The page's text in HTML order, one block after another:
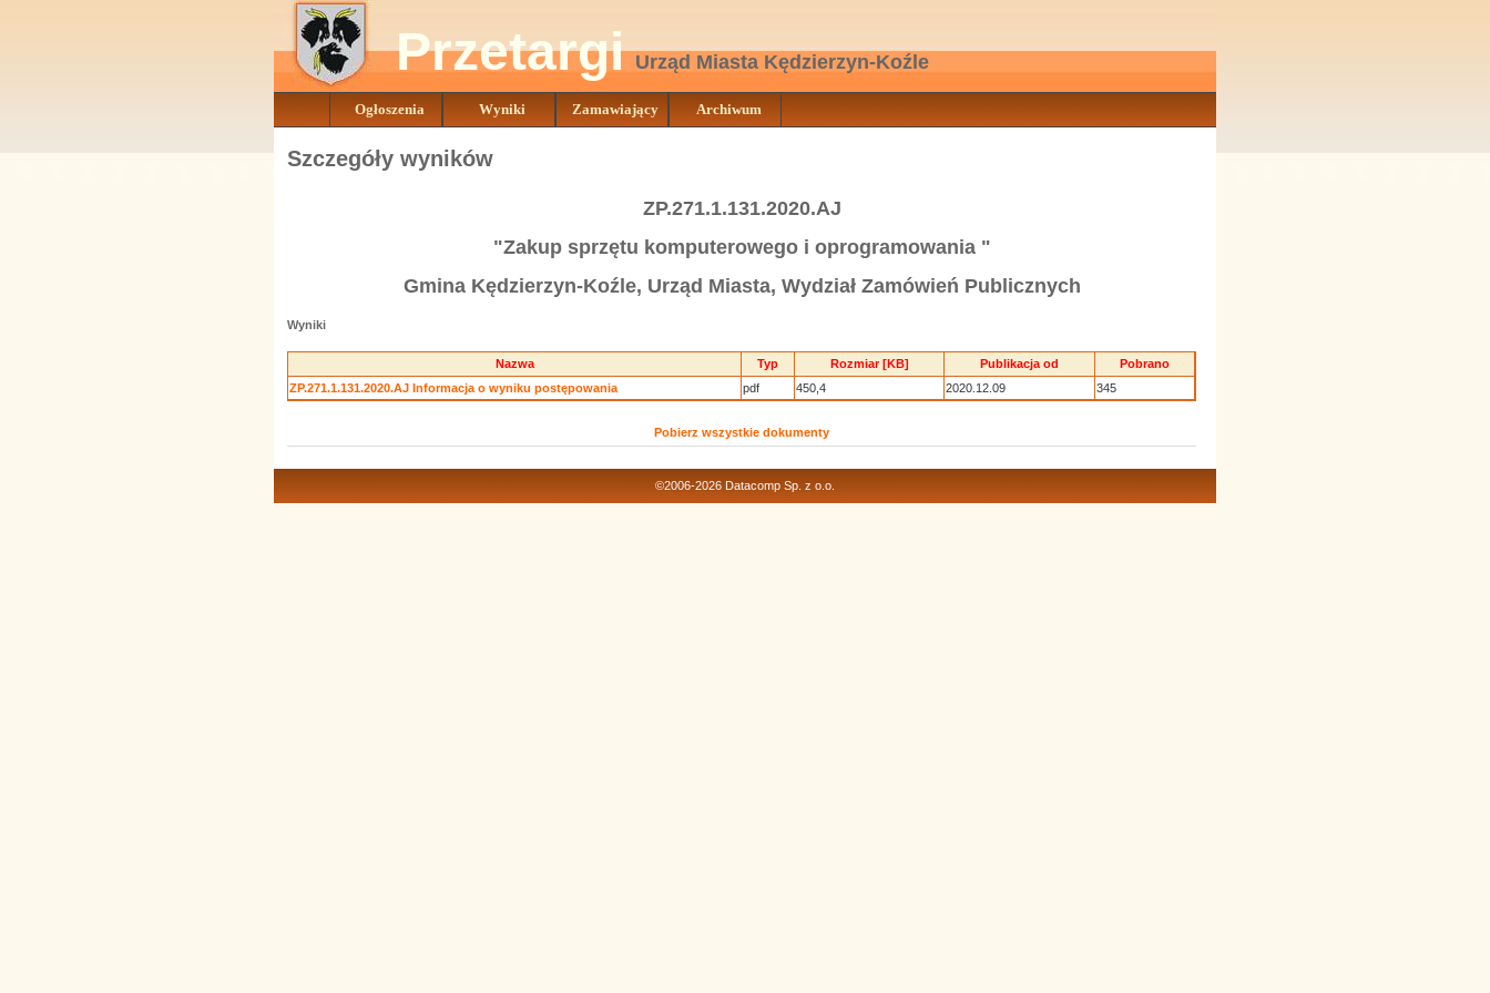
Przetargi Urząd Miasta Kędzierzyn-Koźle
Ogłoszenia Wyniki Zamawiający Archiwum
Szczegóły wyników
ZP.271.1.131.2020.AJ
"Zakup sprzętu komputerowego i oprogramowania "
Gmina Kędzierzyn-Koźle, Urząd Miasta, Wydział Zamówień Publicznych
Wyniki
Nazwa Typ Rozmiar [KB] Publikacja od
Pobrano
ZP.271.1.131.2020.AJ Informacja o wyniku postępowania
pdf 450,4 2020.12.09 345
Pobierz wszystkie dokumenty
©2006-2026 Datacomp Sp. z o.o.